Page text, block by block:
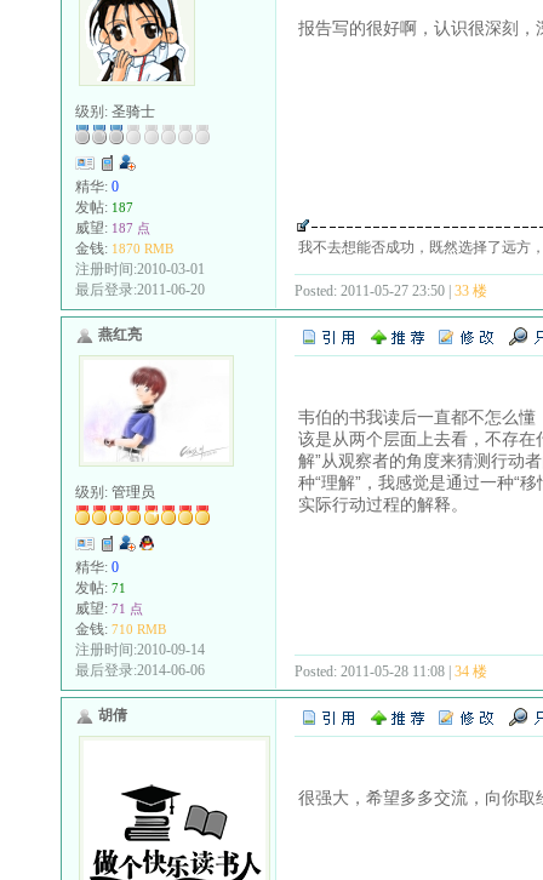
级别: 圣骑士
精华: 0
发帖: 187
威望: 187 点
金钱: 1870 RMB
注册时间:2010-03-01
最后登录:2011-06-20
报告写的很好啊，认识很深刻
我不去想能否成功，既然选择了远方
Posted: 2011-05-27 23:50 | 33 楼
燕红亮
级别: 管理员
精华: 0
发帖: 71
威望: 71 点
金钱: 710 RMB
注册时间:2010-09-14
最后登录:2014-06-06
韦伯的书我读后一直都不怎么懂
该是从两个层面上去看，不存
解”从观察者的角度来猜测行动
种“理解”，我感觉是通过一种“
实际行动过程的解释。
Posted: 2011-05-28 11:08 | 34 楼
胡倩
很强大，希望多多交流，向你取